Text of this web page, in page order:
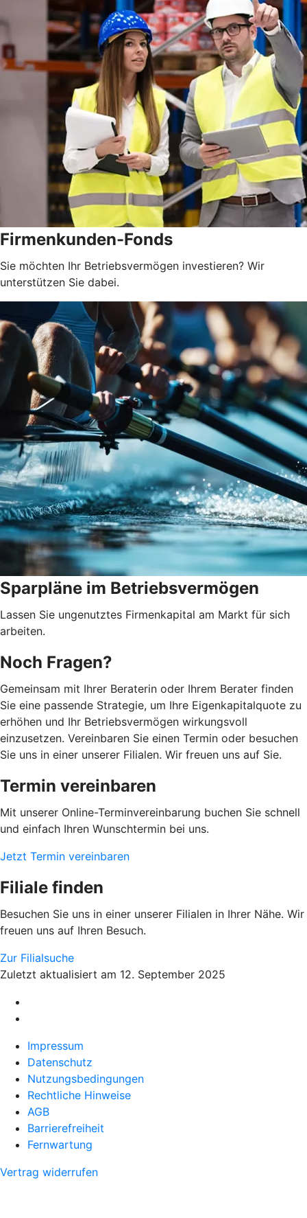
Firmenkunden-Fonds
Sie möchten Ihr Betriebsvermögen investieren? Wir
unterstützen Sie dabei.
Sparpläne im Betriebsvermögen
Lassen Sie ungenutztes Firmenkapital am Markt für sich
arbeiten.
Noch Fragen?
Gemeinsam mit Ihrer Beraterin oder Ihrem Berater finden
Sie eine passende Strategie, um Ihre Eigenkapitalquote zu
erhöhen und Ihr Betriebsvermögen wirkungsvoll
einzusetzen. Vereinbaren Sie einen Termin oder besuchen
Sie uns in einer unserer Filialen. Wir freuen uns auf Sie.
Termin vereinbaren
Mit unserer Online-Terminvereinbarung buchen Sie schnell
und einfach Ihren Wunschtermin bei uns.
Jetzt Termin vereinbaren
Filiale finden
Besuchen Sie uns in einer unserer Filialen in Ihrer Nähe. Wir
freuen uns auf Ihren Besuch.
Zur Filialsuche
Zuletzt aktualisiert am 12. September 2025
Impressum
Datenschutz
Nutzungsbedingungen
Rechtliche Hinweise
AGB
Barrierefreiheit
Fernwartung
Vertrag widerrufen